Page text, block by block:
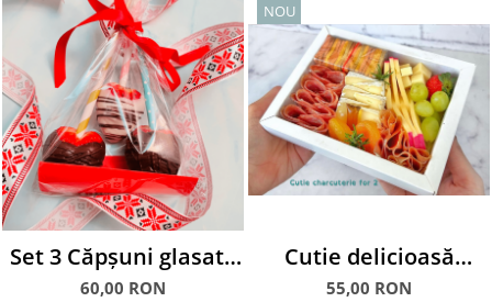
Set 3 Căpșuni glasate
în ciocolată
60,00 RON
NOU
Cutie delicioasă
Charcuterie for Two
55,00 RON